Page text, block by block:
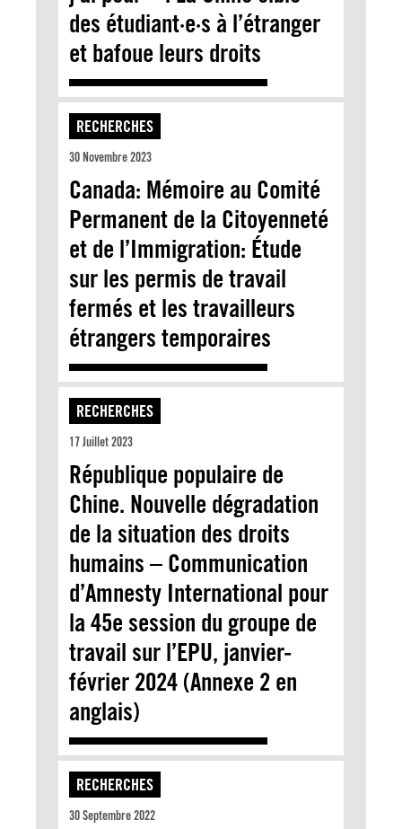
des étudiant·e·s à l’étranger
et bafoue leurs droits
RECHERCHES
30 Novembre 2023
Canada: Mémoire au Comité
Permanent de la Citoyenneté
et de l’Immigration: Étude
sur les permis de travail
fermés et les travailleurs
étrangers temporaires
RECHERCHES
17 Juillet 2023
République populaire de
Chine. Nouvelle dégradation
de la situation des droits
humains – Communication
d’Amnesty International pour
la 45e session du groupe de
travail sur l’EPU, janvier-
février 2024 (Annexe 2 en
anglais)
RECHERCHES
30 Septembre 2022